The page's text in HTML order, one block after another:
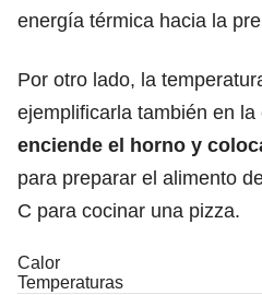
energía térmica hacia la
Por otro lado, la
ejemplificarla también en la
enciende el horno y
para preparar el alimento
C para cocinar una pizza.
Calor
Temperaturas